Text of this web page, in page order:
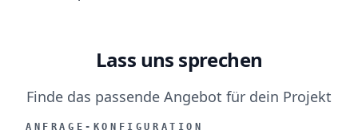
Lass uns sprechen
Finde das passende Angebot für dein Projekt
ANFRAGE-KONFIGURATION